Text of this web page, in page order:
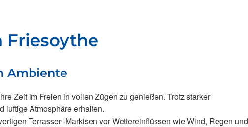
Friesoythe
Ambiente
Zeit im Freien in vollen Zügen zu genießen. Trotz starker
luftige Atmosphäre erhalten.
Terrassen-Markisen vor Wettereinflüssen wie Wind, Regen und